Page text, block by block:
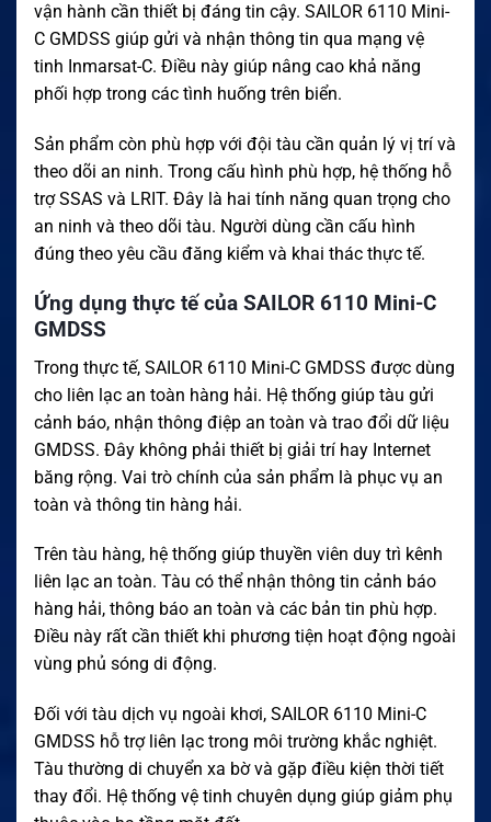
vận hành cần thiết bị đáng tin cậy. SAILOR 6110 Mini-
C GMDSS giúp gửi và nhận thông tin qua mạng vệ
tinh Inmarsat-C. Điều này giúp nâng cao khả năng
phối hợp trong các tình huống trên biển.
Sản phẩm còn phù hợp với đội tàu cần quản lý vị trí và
theo dõi an ninh. Trong cấu hình phù hợp, hệ thống hỗ
trợ SSAS và LRIT. Đây là hai tính năng quan trọng cho
an ninh và theo dõi tàu. Người dùng cần cấu hình
đúng theo yêu cầu đăng kiểm và khai thác thực tế.
Ứng dụng thực tế của SAILOR 6110 Mini-C
GMDSS
Trong thực tế, SAILOR 6110 Mini-C GMDSS được dùng
cho liên lạc an toàn hàng hải. Hệ thống giúp tàu gửi
cảnh báo, nhận thông điệp an toàn và trao đổi dữ liệu
GMDSS. Đây không phải thiết bị giải trí hay Internet
băng rộng. Vai trò chính của sản phẩm là phục vụ an
toàn và thông tin hàng hải.
Trên tàu hàng, hệ thống giúp thuyền viên duy trì kênh
liên lạc an toàn. Tàu có thể nhận thông tin cảnh báo
hàng hải, thông báo an toàn và các bản tin phù hợp.
Điều này rất cần thiết khi phương tiện hoạt động ngoài
vùng phủ sóng di động.
Đối với tàu dịch vụ ngoài khơi, SAILOR 6110 Mini-C
GMDSS hỗ trợ liên lạc trong môi trường khắc nghiệt.
Tàu thường di chuyển xa bờ và gặp điều kiện thời tiết
thay đổi. Hệ thống vệ tinh chuyên dụng giúp giảm phụ